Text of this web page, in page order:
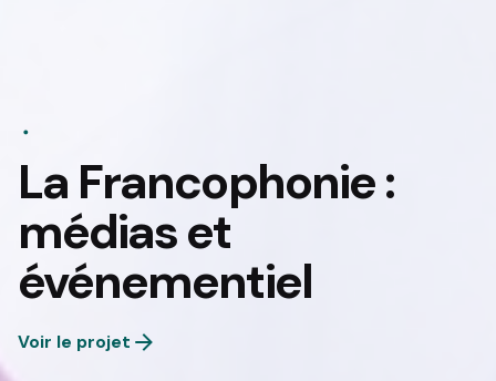
La Francophonie :
médias et
événementiel
Voir le projet